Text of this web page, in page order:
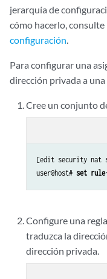
jerarquía de
cómo hacerlo, consulte
configuración
Para configurar una
dirección privada a
Cree un conjunto
[edit security nat
user@host# set
Configure una
traduzca la
dirección privada.